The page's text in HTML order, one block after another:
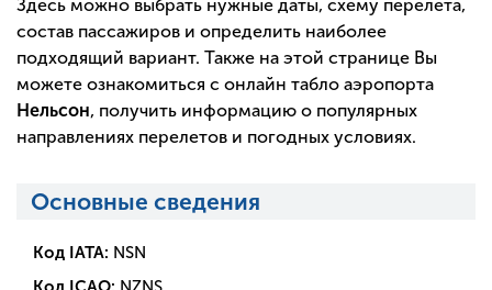
Здесь можно выбрать нужные даты, схему перелета,
состав пассажиров и определить наиболее
подходящий вариант. Также на этой странице Вы
можете ознакомиться с онлайн табло аэропорта
Нельсон, получить информацию о популярных
направлениях перелетов и погодных условиях.
Основные сведения
Код IATA: NSN